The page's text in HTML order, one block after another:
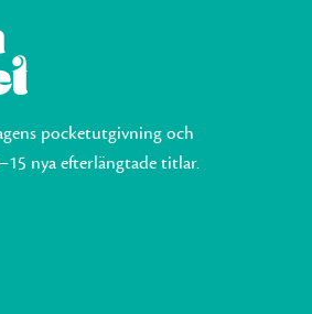
pocketutgivning och
nya efterlängtade titlar.